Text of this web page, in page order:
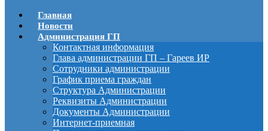
Главная
Новости
Администрация ГП
Контактная информация
Глава администрации ГП – Гареев ИР
Сотрудники администрации
График приема граждан
Структура Администрации
Реквизиты Администрации
Документы Администрации
Интернет-приемная